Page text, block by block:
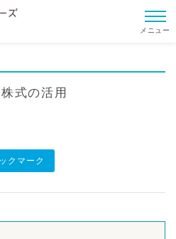
メニュー
式の活用
クマーク